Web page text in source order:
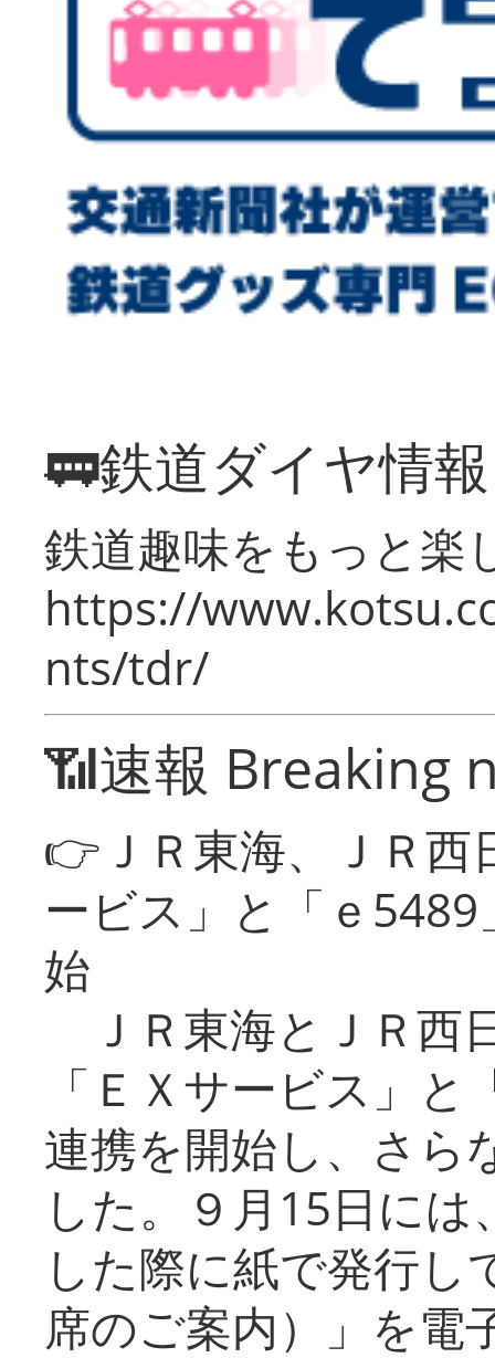
🚃鉄道ダイヤ情
鉄道趣味をもっと楽
https://
nts/tdr/
📶速報 Breaking
👉ＪＲ東海、ＪＲ
ービス」と「ｅ
始
ＪＲ東海とＪＲ西
「ＥＸサービス」
連携を開始し、さら
した。９月15日に
した際に紙で発行し
席のご案内）」を電